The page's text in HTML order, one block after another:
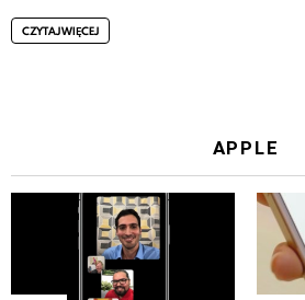
CZYTAJ WIĘCEJ
APPLE